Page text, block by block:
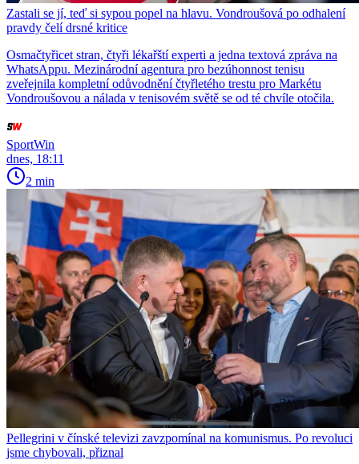
Zastali se jí, teď si sypou popel na hlavu. Vondroušová po odhalení
pravdy čelí drsné kritice
Osmačtyřicet stran, čtyři lékařští experti a jedna textová zpráva na
WhatsAppu. Mezinárodní agentura pro bezúhonnost tenisu
zveřejnila kompletní odůvodnění čtyřletého trestu pro Markétu
Vondroušovou a nálada v tenisovém světě se od té chvíle otočila.
SportWin
dnes, 18:11
2 min
Pellegrini v čínské televizi zavzpomínal na komunismus. Po revoluci
jsme chybovali, přiznal